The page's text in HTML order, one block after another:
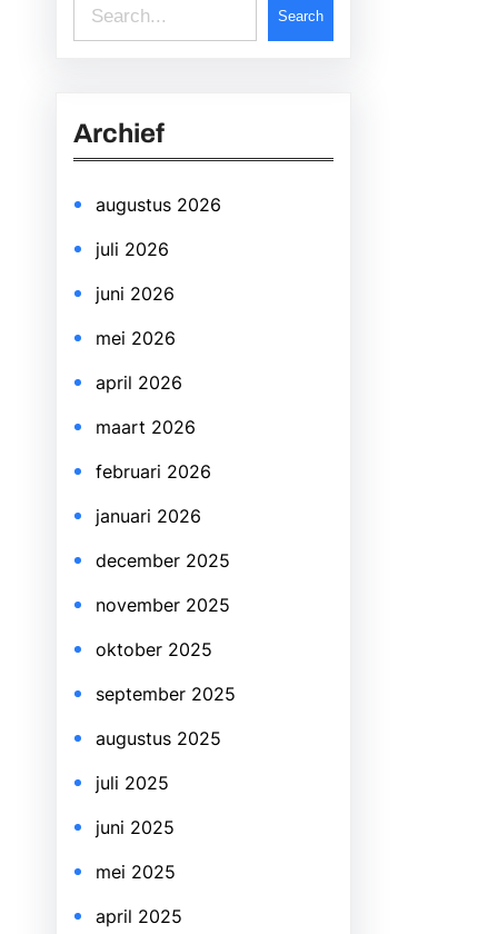
e
c
Search
Archief
augustus 2026
juli 2026
juni 2026
mei 2026
april 2026
maart 2026
februari 2026
januari 2026
december 2025
november 2025
oktober 2025
september 2025
augustus 2025
juli 2025
juni 2025
mei 2025
april 2025